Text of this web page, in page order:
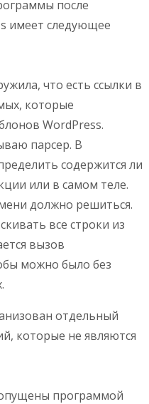
после
имеет следующее
что есть ссылки в
которые
WordPress.
парсер. В
содержится ли
или в самом теле.
должно решиться.
все строки из
вызов
можно было без
отдельный
которые не являются
программой